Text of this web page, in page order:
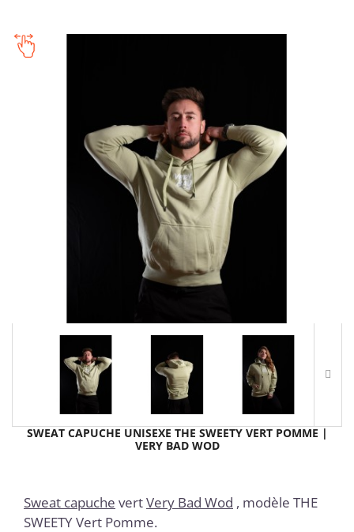
SWEAT CAPUCHE UNISEXE THE SWEETY VERT POMME |
VERY BAD WOD
Sweat capuche vertVery Bad Wod , modèle THE
SWEETY Vert Pomme.